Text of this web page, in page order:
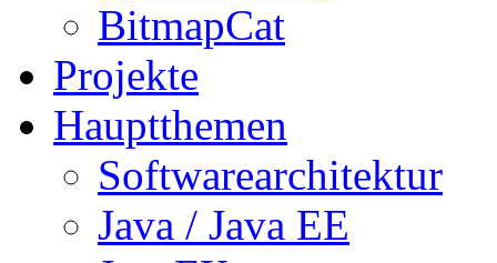
BitmapCat
Projekte
Hauptthemen
Softwarearchitektur
Java / Java EE